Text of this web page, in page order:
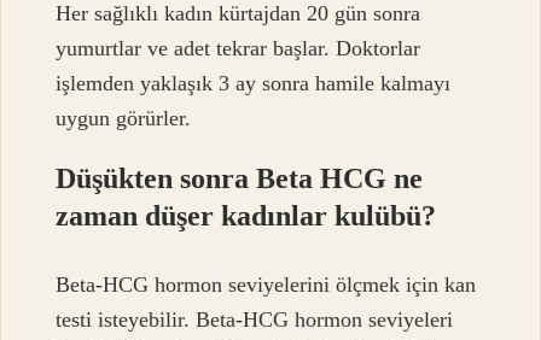
Her sağlıklı kadın kürtajdan 20 gün sonra
yumurtlar ve adet tekrar başlar. Doktorlar
işlemden yaklaşık 3 ay sonra hamile kalmayı
uygun görürler.
Düşükten sonra Beta HCG ne
zaman düşer kadınlar kulübü?
Beta-HCG hormon seviyelerini ölçmek için kan
testi isteyebilir. Beta-HCG hormon seviyeleri